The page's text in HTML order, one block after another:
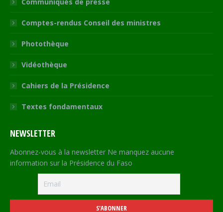
Communiqués de presse
Comptes-rendus Conseil des ministres
Photothèque
Vidéothèque
Cahiers de la Présidence
Textes fondamentaux
NEWSLETTER
Abonnez-vous à la newsletter Ne manquez aucune
information sur la Présidence du Faso